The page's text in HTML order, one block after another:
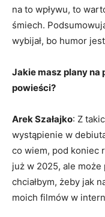
na to wpływu, to
śmiech.
wybijał, bo humor
Jakie masz plany na
powieści?
Arek Szałajko: Z
wystąpienie w
co wiem, pod koniec
już w 2025, ale
chciałbym, żeby jak
moich filmów w